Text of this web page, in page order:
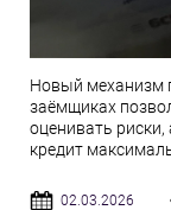
Новый механизм
заёмщиках
оценивать
кредит
02.03.2026